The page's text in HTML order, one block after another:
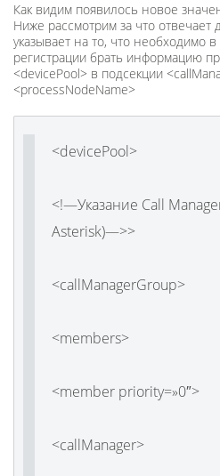
Как видим появилось новое
Ниже рассмотрим за что
указывает на то, что необходимо
регистрации брать информацию
<devicePool> в подсекции
<processNodeName>
<devicePool>
<!—Указание Call
Asterisk)—>>
<callManagerGroup>
<members>
<member priority=»0″>
<callManager>